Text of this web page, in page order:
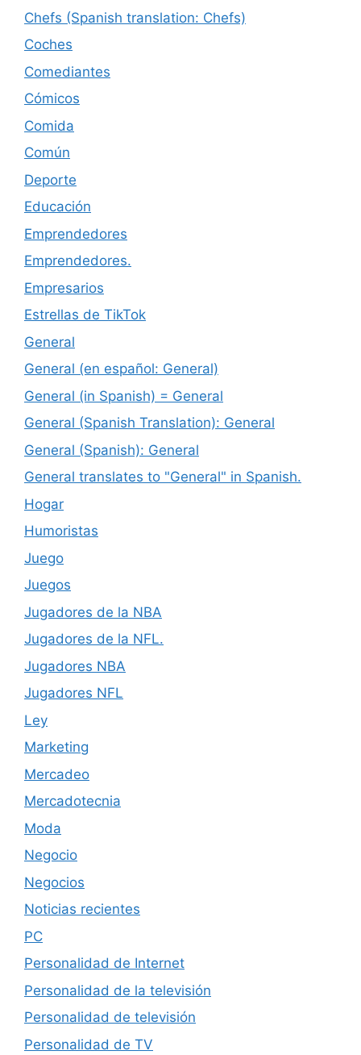
Chefs (Spanish translation: Chefs)
Coches
Comediantes
Cómicos
Comida
Común
Deporte
Educación
Emprendedores
Emprendedores.
Empresarios
Estrellas de TikTok
General
General (en español: General)
General (in Spanish) = General
General (Spanish Translation): General
General (Spanish): General
General translates to "General" in Spanish.
Hogar
Humoristas
Juego
Juegos
Jugadores de la NBA
Jugadores de la NFL.
Jugadores NBA
Jugadores NFL
Ley
Marketing
Mercadeo
Mercadotecnia
Moda
Negocio
Negocios
Noticias recientes
PC
Personalidad de Internet
Personalidad de la televisión
Personalidad de televisión
Personalidad de TV